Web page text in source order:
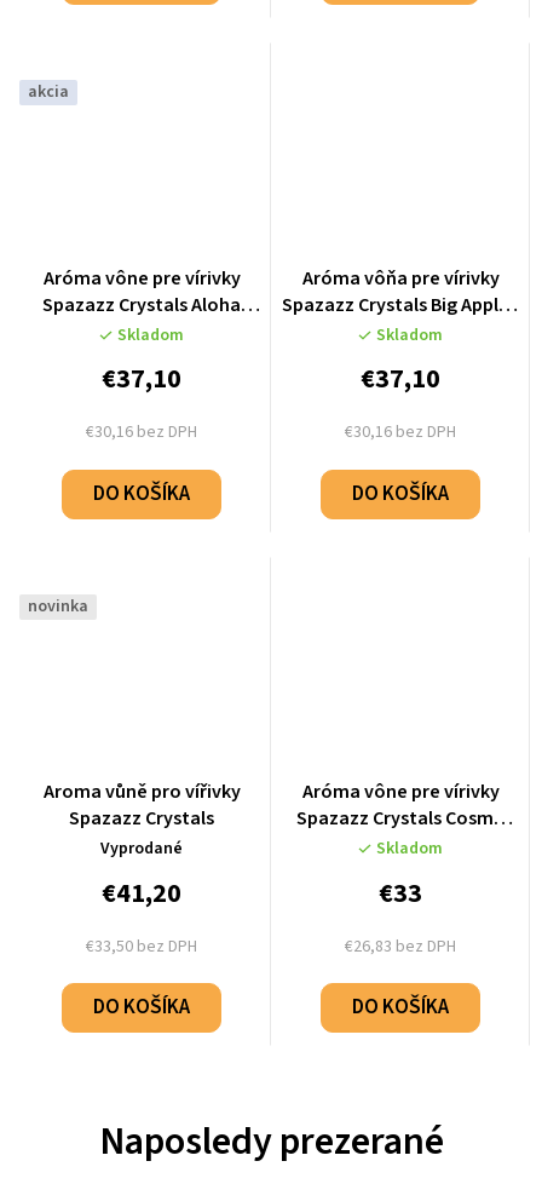
akcia
Aróma vône pre vírivky
Spazazz Crystals Aloha
Paradise - Hawaii (650g)
Skladom
€30,16 bez DPH
€37,10
DO KOŠÍKA
Aróma vôňa pre vírivky
Spazazz Crystals Big Apple -
NYC (650g)
Skladom
€30,16 bez DPH
€37,10
DO KOŠÍKA
novinka
Aroma vůně pro vířivky
Spazazz Crystals
Vyprodané
€33,50 bez DPH
€41,20
DO KOŠÍKA
Aróma vône pre vírivky
Spazazz Crystals Cosmo
"Flirty" (482g)
Skladom
€26,83 bez DPH
€33
DO KOŠÍKA
Naposledy prezerané